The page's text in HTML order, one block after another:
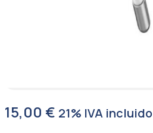
15,00 € 21% IVA incluido